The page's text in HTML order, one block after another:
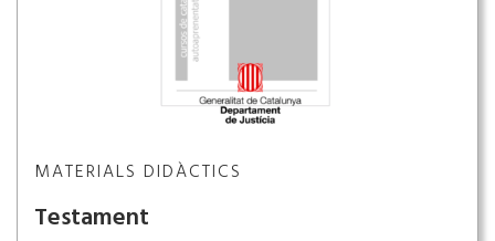
MATERIALS DIDÀCTICS
Testament